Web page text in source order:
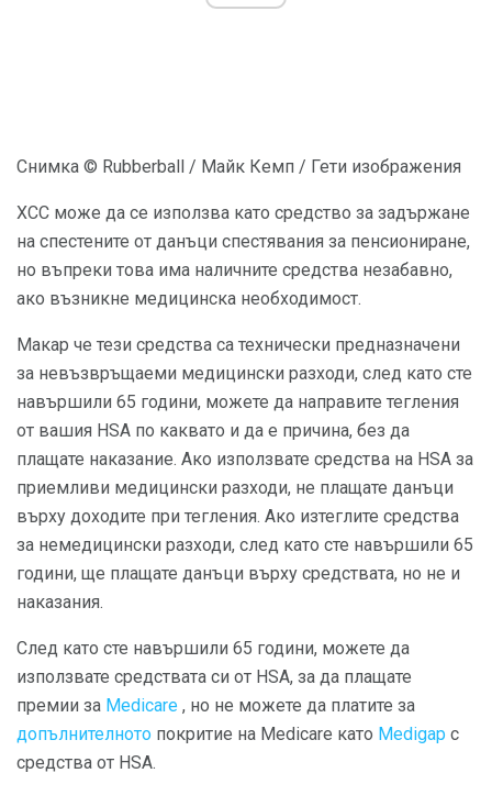
Снимка © Rubberball / Майк Кемп / Гети изображения
ХСС може да се използва като средство за задържане
на спестените от данъци спестявания за пенсиониране,
но въпреки това има наличните средства незабавно,
ако възникне медицинска необходимост.
Макар че тези средства са технически предназначени
за невъзвръщаеми медицински разходи, след като сте
навършили 65 години, можете да направите тегления
от вашия HSA по каквато и да е причина, без да
плащате наказание. Ако използвате средства на HSA за
приемливи медицински разходи, не плащате данъци
върху доходите при тегления. Ако изтеглите средства
за немедицински разходи, след като сте навършили 65
години, ще плащате данъци върху средствата, но не и
наказания.
След като сте навършили 65 години, можете да
използвате средствата си от HSA, за да плащате
премии за Medicare , но не можете да платите за
допълнителното покритие на Medicare като Medigap с
средства от HSA.